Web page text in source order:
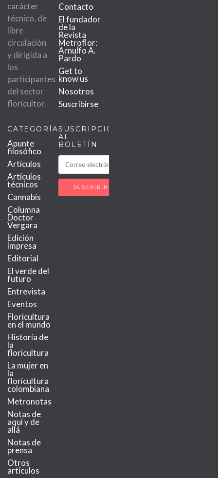
carácter
técnico, de
libre
circulación
y dirigida a
los
participantes
del sector
floricultor.
Contacto
El fundador
de la
Revista
Metroflor:
Arnulfo A.
Pardo
Get to
know us
Nosotros
Suscribirse
CATEGORÍAS
Apunte
filosófico
Artículos
Artículos
técnicos
Cannabis
Columna
Doctor
Vergara
Edición
impresa
Editorial
El verde del
futuro
Entrevista
Eventos
Floricultura
en el mundo
Historia de
la
floricultura
La mujer en
la
floricultura
colombiana
Metronotas
Notas de
aquí y de
allá
Notas de
prensa
Otros
artículos
SUSCRIPCIÓN
AL
BOLETÍN